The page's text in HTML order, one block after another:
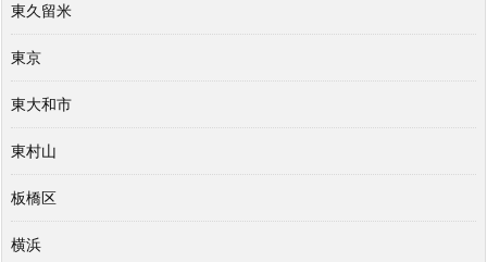
東久留米
東京
東大和市
東村山
板橋区
横浜